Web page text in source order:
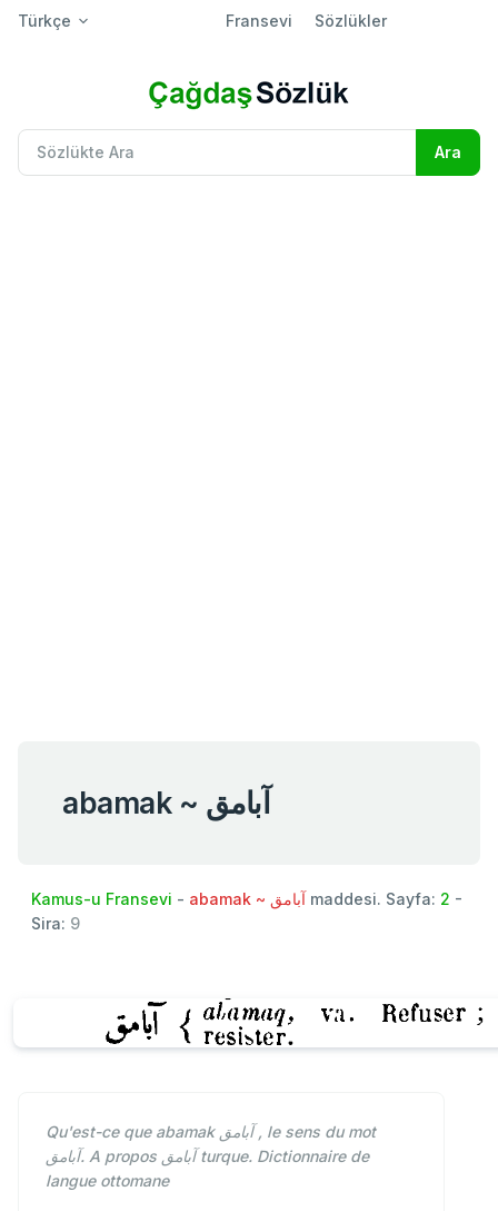
Türkçe Fransevi Sözlükler
abamak ~ آبامق
Kamus-u Fransevi - abamak ~ آبامق maddesi. Sayfa: 2 -
Sira: 9
Qu'est-ce que abamak آبامق , le sens du mot
آبامق. A propos آبامق turque. Dictionnaire de
langue ottomane